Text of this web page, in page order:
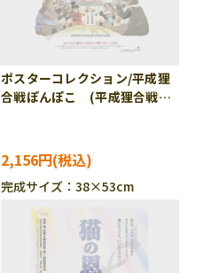
ポスターコレクション/平成狸
合戦ぽんぽこ (平成狸合戦ぽ
2,156円
完成サイズ：38×53cm